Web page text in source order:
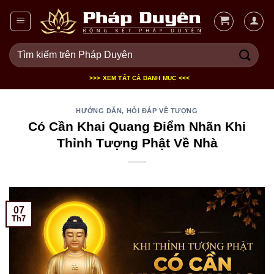
dung
Tìm
kiếm:
>>> XEM TẤT CẢ DANH MỤC <<<
HƯỚNG DẪN, HỎI ĐÁP VỀ TƯỢNG
Có Cần Khai Quang Điểm Nhãn Khi
Thỉnh Tượng Phật Về Nhà
07
Th7